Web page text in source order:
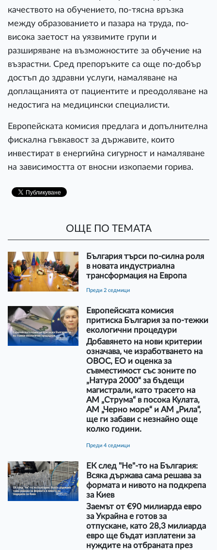
качеството на обучението, по-тясна връзка
между образованието и пазара на труда, по-
висока заетост на уязвимите групи и
разширяване на възможностите за обучение на
възрастни. Сред препоръките са още по-добър
достъп до здравни услуги, намаляване на
доплащанията от пациентите и преодоляване на
недостига на медицински специалисти.
Европейската комисия предлага и допълнителна
фискална гъвкавост за държавите, които
инвестират в енергийна сигурност и намаляване
на зависимостта от вносни изкопаеми горива.
ОЩЕ ПО ТЕМАТА
България търси по-силна роля
в новата индустриална
трансформация на Европа
преди 2 седмици
Европейската комисия
притиска България за по-тежки
екологични процедури
Добавянето на нови критерии
означава, че изработването на
ОВОС, ЕО и оценка за
съвместимост със зоните по
„Натура 2000“ за бъдещи
магистрали, като трасето на
АМ „Струма“ в посока Кулата,
АМ „Черно море“ и АМ „Рила“,
ще ги забави с незнайно още
колко години.
преди 4 седмици
ЕК след "Не"-то на България:
Всяка държава сама решава за
формата и нивото на подкрепа
за Киев
Заемът от €90 милиарда евро
за Украйна е готов за
отпускане, като 28,3 милиарда
евро ще бъдат изплатени за
нуждите на отбраната през